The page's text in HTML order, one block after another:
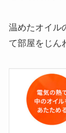
温めたオイル
て部屋をじん